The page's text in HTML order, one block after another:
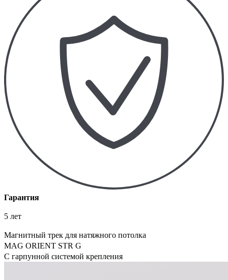
Гарантия
5 лет
Магнитный трек для натяжного потолка
MAG ORIENT STR G
С гарпунной системой крепления